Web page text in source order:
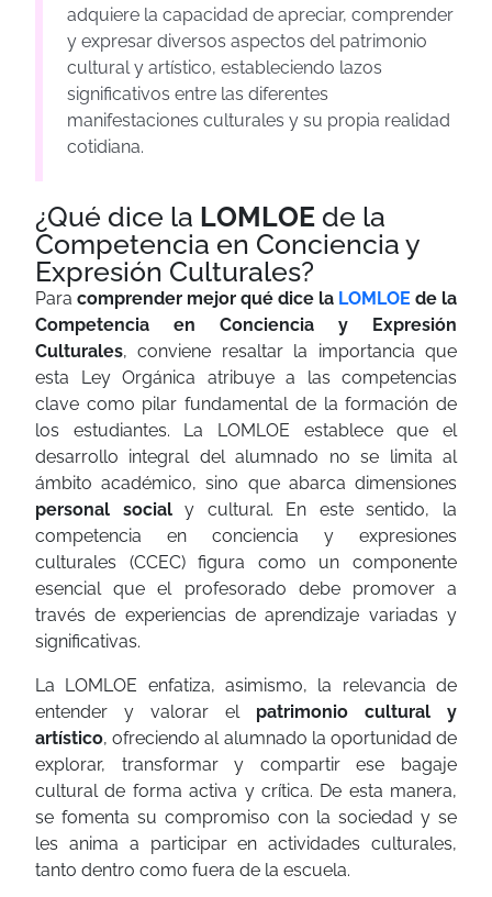
adquiere la capacidad de apreciar, comprender
y expresar diversos aspectos del patrimonio
cultural y artístico, estableciendo lazos
significativos entre las diferentes
manifestaciones culturales y su propia realidad
cotidiana.
¿Qué dice la LOMLOE de la
Competencia en Conciencia y
Expresión Culturales?
Para comprender mejor qué dice la LOMLOE de la
Competencia en Conciencia y Expresión
Culturales, conviene resaltar la importancia que
esta Ley Orgánica atribuye a las competencias
clave como pilar fundamental de la formación de
los estudiantes. La LOMLOE establece que el
desarrollo integral del alumnado no se limita al
ámbito académico, sino que abarca dimensiones
personal socialy cultural. En este sentido, la
competencia en conciencia y expresiones
culturales (CCEC) figura como un componente
esencial que el profesorado debe promover a
través de experiencias de aprendizaje variadas y
significativas.
La LOMLOE enfatiza, asimismo, la relevancia de
entender y valorar el patrimonio cultural y
artístico, ofreciendo al alumnado la oportunidad de
explorar, transformar y compartir ese bagaje
cultural de forma activa y crítica. De esta manera,
se fomenta su compromiso con la sociedad y se
les anima a participar en actividades culturales,
tanto dentro como fuera de la escuela.